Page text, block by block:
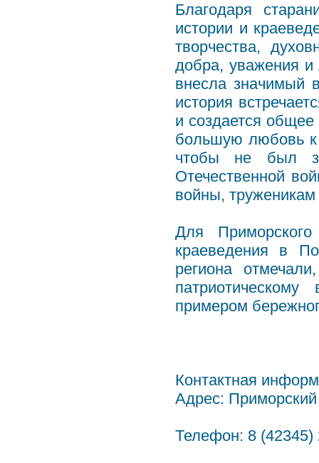
Благодаря
истории и
творчества,
добра, уважения
внесла значимый
история
и создается общее
большую любовь к
чтобы не был
Отечественной
войны,
Для
краеведения в
региона
примером
Контактная
Адрес:
Телефон: 8 (42345)